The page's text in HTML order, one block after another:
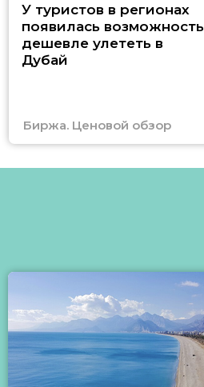
У туристов в регионах
появилась возможность
дешевле улететь в
Дубай
Биржа. Ценовой обзор